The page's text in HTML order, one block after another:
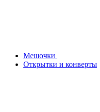
Мешочки
Открытки и конверты